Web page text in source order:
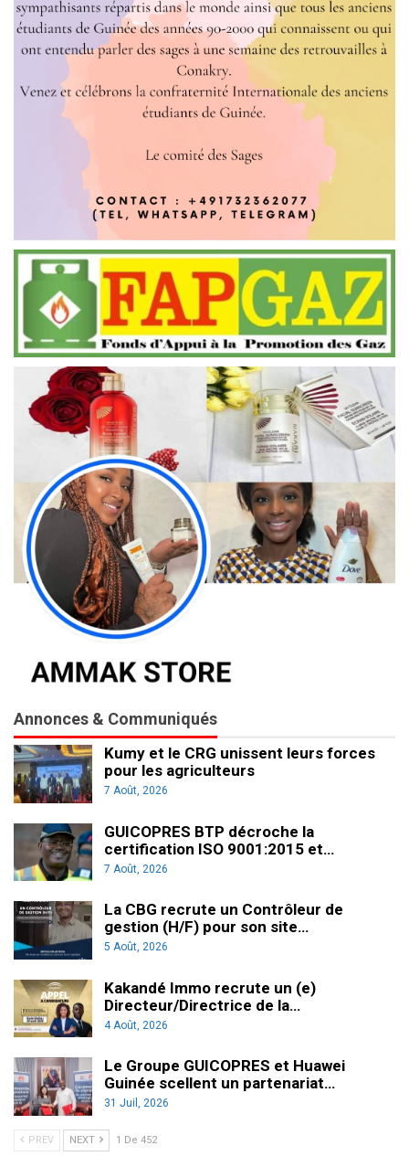
Annonces & Communiqués
Kumy et le CRG unissent leurs forces
pour les agriculteurs
7 Août, 2026
GUICOPRES BTP décroche la
certification ISO 9001:2015 et…
7 Août, 2026
La CBG recrute un Contrôleur de
gestion (H/F) pour son site…
5 Août, 2026
Kakandé Immo recrute un (e)
Directeur/Directrice de la…
4 Août, 2026
Le Groupe GUICOPRES et Huawei
Guinée scellent un partenariat…
31 Juil, 2026
PREV NEXT 1 De 452